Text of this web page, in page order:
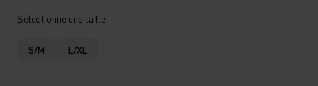
Sélectionne une taille
S/M L/XL